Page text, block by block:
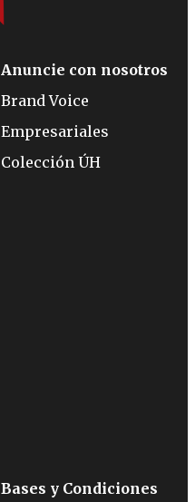
Anuncie con nosotros
Brand Voice
Empresariales
Colección ÚH
Bases y Condiciones